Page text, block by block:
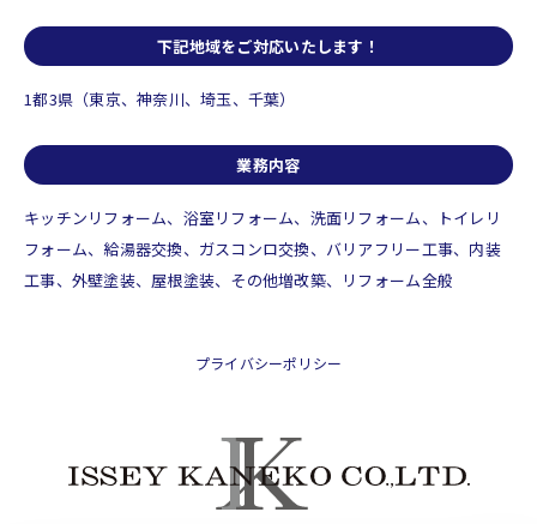
下記地域をご対応いたします！
1都3県（東京、神奈川、埼玉、千葉）
業務内容
キッチンリフォーム、浴室リフォーム、洗面リフォーム、トイレリ
フォーム、 給湯器交換、ガスコンロ交換、バリアフリー工事、内装
工事、外壁塗装、 屋根塗装、その他増改築、リフォーム全般
プライバシーポリシー